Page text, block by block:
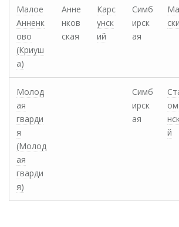
Малое
Анненк
ово
(Криуш
а)
Анне
нков
ская
Карс
унск
ий
Симб
ирск
ая
Молод
ая
гварди
я
(Молод
ая
гварди
я)
Симб
ирск
ая
й